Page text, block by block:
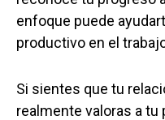
enfoque puede
productivo en el
Si sientes que tu
realmente valoras a tu